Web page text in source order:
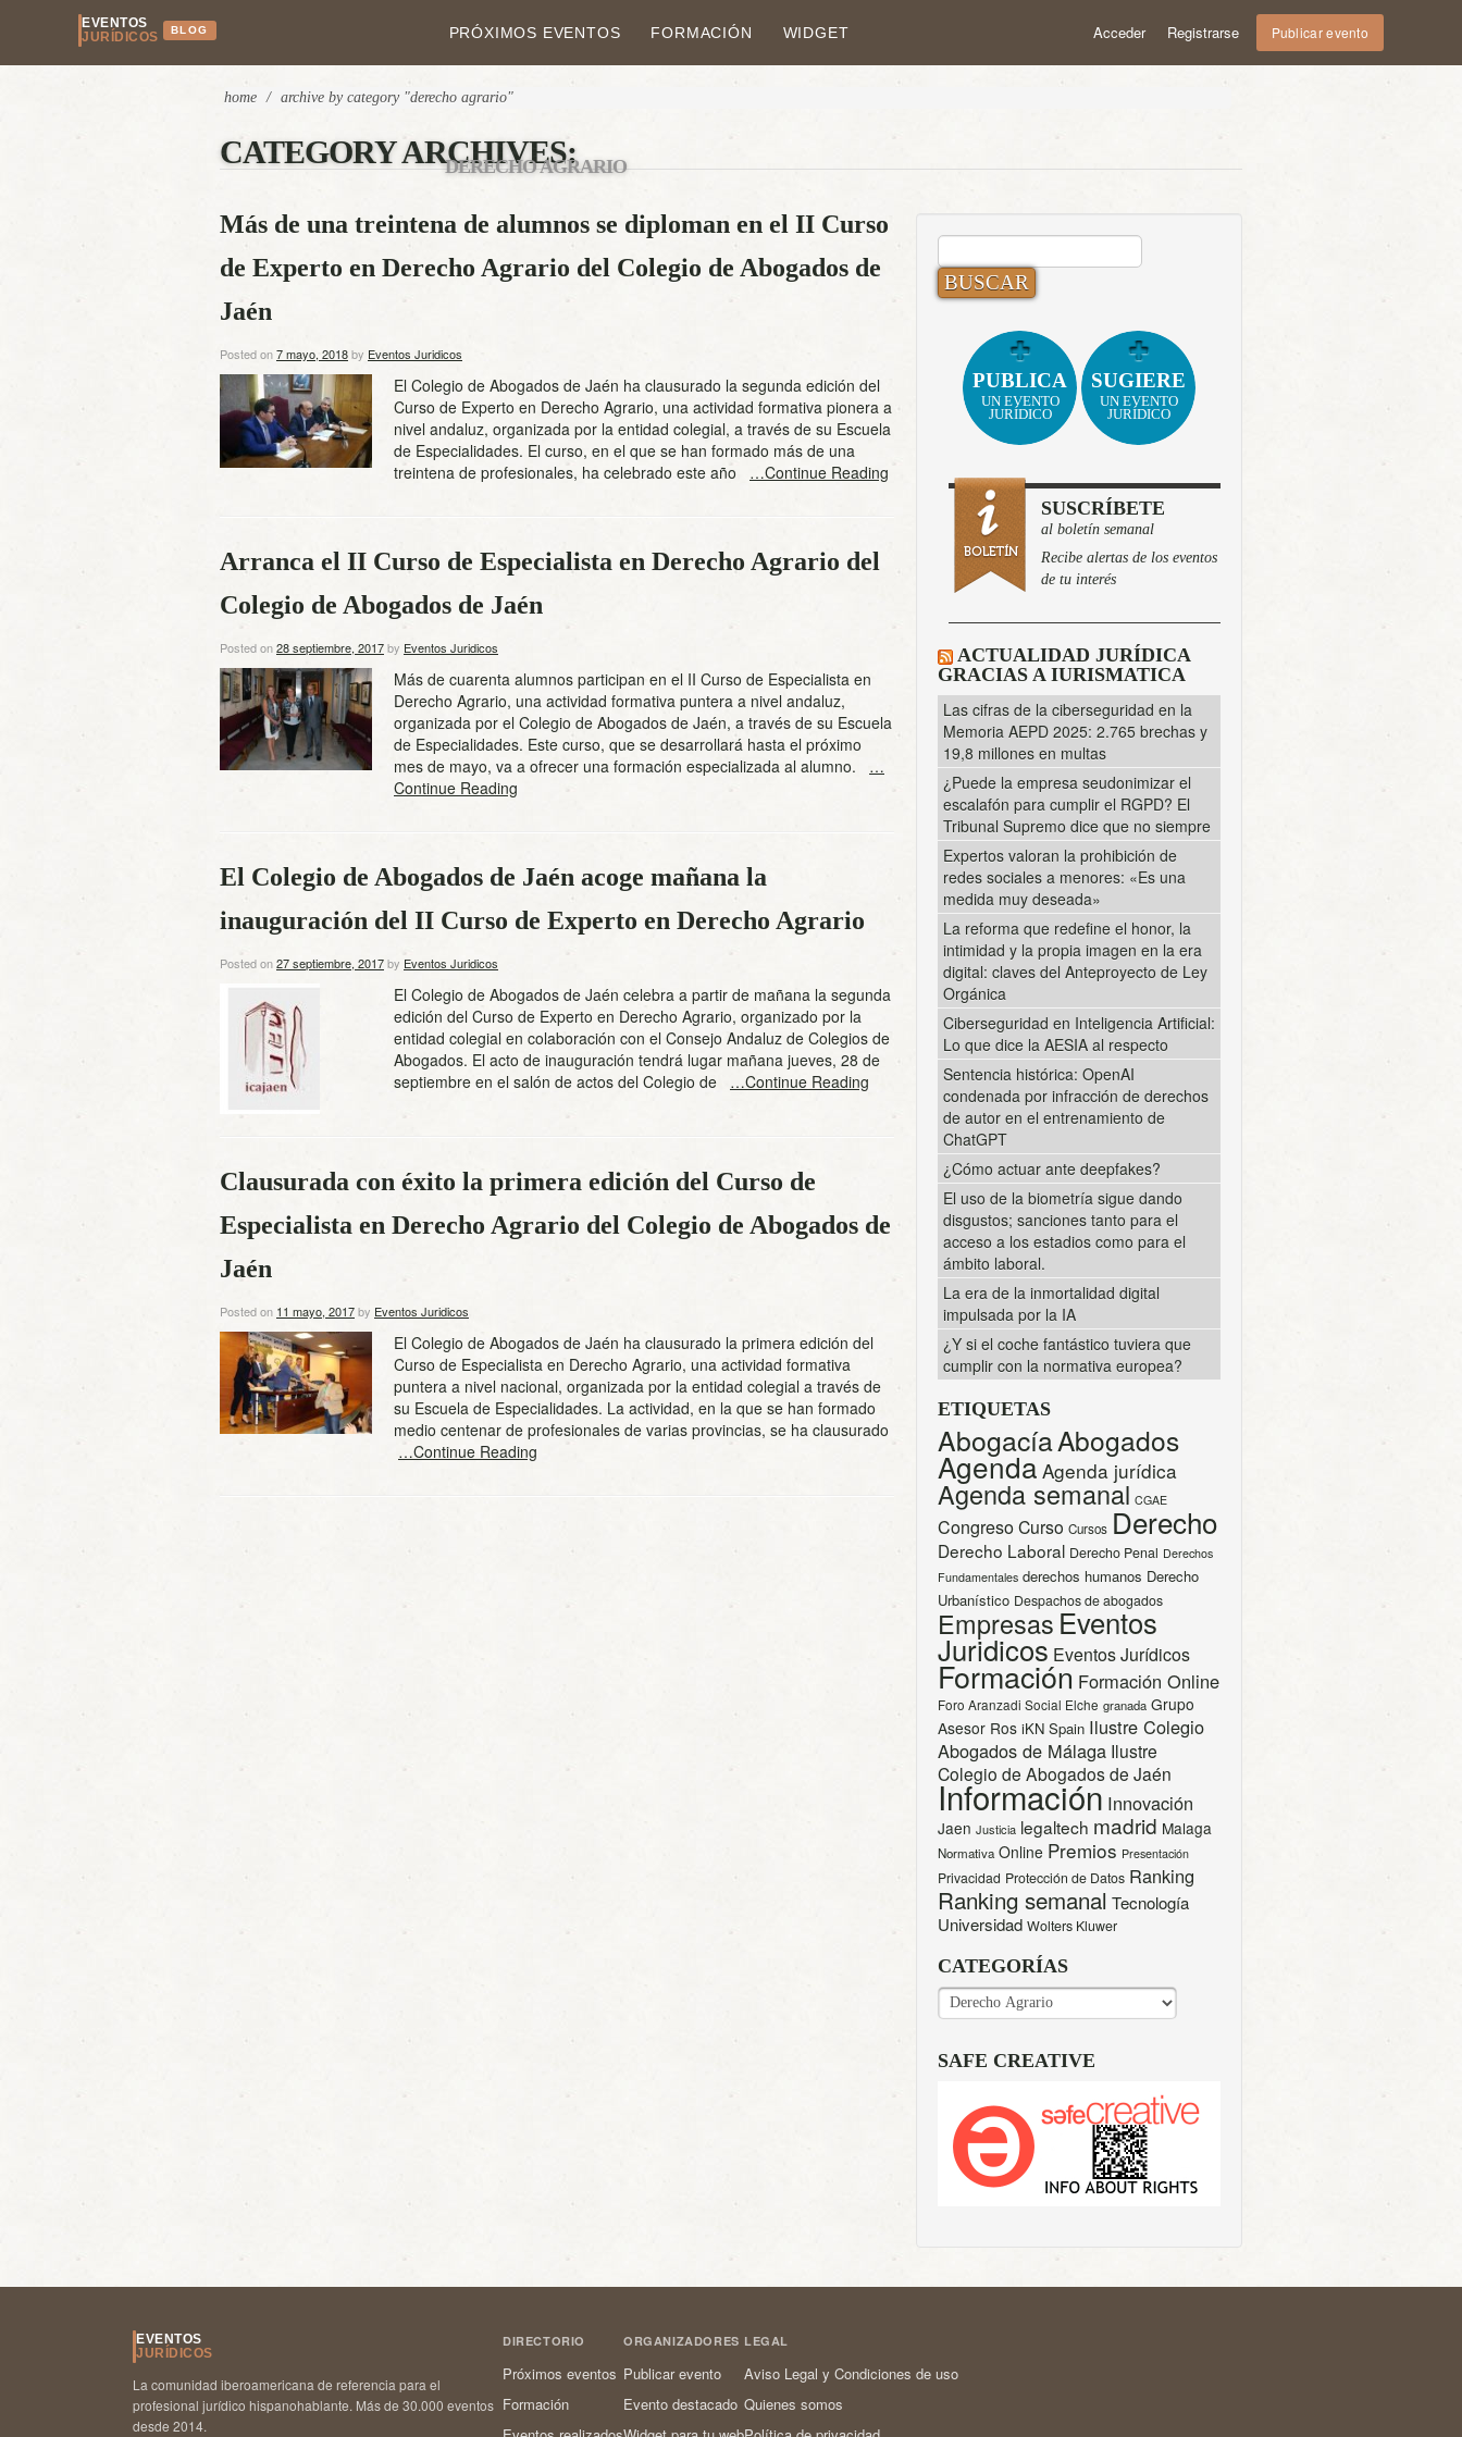
EVENTOS
JURÍDICOS
BLOG PRÓXIMOS EVENTOS FORMACIÓN WIDGET Acceder Registrarse Publicar evento
home / archive by category "derecho agrario"
CATEGORY ARCHIVES:
DERECHO AGRARIO
Más de una treintena de alumnos se diploman en el II Curso
de Experto en Derecho Agrario del Colegio de Abogados de
Jaén
Posted on7 mayo, 2018by Eventos Juridicos
El Colegio de Abogados de Jaén ha clausurado la segunda edición del
Curso de Experto en Derecho Agrario, una actividad formativa pionera a
nivel andaluz, organizada por la entidad colegial, a través de su Escuela
de Especialidades. El curso, en el que se han formado más de una
treintena de profesionales, ha celebrado este año …Continue Reading
Arranca el II Curso de Especialista en Derecho Agrario del
Colegio de Abogados de Jaén
Posted on28 septiembre, 2017by Eventos Juridicos
Más de cuarenta alumnos participan en el II Curso de Especialista en
Derecho Agrario, una actividad formativa puntera a nivel andaluz,
organizada por el Colegio de Abogados de Jaén, a través de su Escuela
de Especialidades. Este curso, que se desarrollará hasta el próximo
mes de mayo, va a ofrecer una formación especializada al alumno. …
Continue Reading
El Colegio de Abogados de Jaén acoge mañana la
inauguración del II Curso de Experto en Derecho Agrario
Posted on27 septiembre, 2017by Eventos Juridicos
El Colegio de Abogados de Jaén celebra a partir de mañana la segunda
edición del Curso de Experto en Derecho Agrario, organizado por la
entidad colegial en colaboración con el Consejo Andaluz de Colegios de
Abogados. El acto de inauguración tendrá lugar mañana jueves, 28 de
septiembre en el salón de actos del Colegio de …Continue Reading
Clausurada con éxito la primera edición del Curso de
Especialista en Derecho Agrario del Colegio de Abogados de
Jaén
Posted on 11 mayo, 2017by Eventos Juridicos
El Colegio de Abogados de Jaén ha clausurado la primera edición del
Curso de Especialista en Derecho Agrario, una actividad formativa
puntera a nivel nacional, organizada por la entidad colegial a través de
su Escuela de Especialidades. La actividad, en la que se han formado
medio centenar de profesionales de varias provincias, se ha clausurado
…Continue Reading
BUSCAR:
PUBLICA
UN EVENTO
JURÍDICO
SUGIERE
UN EVENTO
JURÍDICO
SUSCRÍBETE
al boletín semanal
Recibe alertas de los eventos
de tu interés
ACTUALIDAD JURÍDICA
GRACIAS A IURISMATICA
Las cifras de la ciberseguridad en la
Memoria AEPD 2025: 2.765 brechas y
19,8 millones en multas
¿Puede la empresa seudonimizar el
escalafón para cumplir el RGPD? El
Tribunal Supremo dice que no siempre
Expertos valoran la prohibición de
redes sociales a menores: «Es una
medida muy deseada»
La reforma que redefine el honor, la
intimidad y la propia imagen en la era
digital: claves del Anteproyecto de Ley
Orgánica
Ciberseguridad en Inteligencia Artificial:
Lo que dice la AESIA al respecto
Sentencia histórica: OpenAI
condenada por infracción de derechos
de autor en el entrenamiento de
ChatGPT
¿Cómo actuar ante deepfakes?
El uso de la biometría sigue dando
disgustos; sanciones tanto para el
acceso a los estadios como para el
ámbito laboral.
La era de la inmortalidad digital
impulsada por la IA
¿Y si el coche fantástico tuviera que
cumplir con la normativa europea?
ETIQUETAS
AbogacíaAbogados
Agenda Agenda jurídica
Agenda semanal CGAE
CongresoCurso Cursos Derecho
Derecho Laboral Derecho Penal Derechos
Fundamentales derechos humanos Derecho
Urbanístico Despachos de abogados
Empresas Eventos
Juridicos Eventos Jurídicos
Formación Formación Online
Foro Aranzadi Social Elche granada Grupo
Asesor Ros iKN Spain Ilustre Colegio
Abogados de Málaga Ilustre
Colegio de Abogados de Jaén
Información Innovación
Jaen Justicia legaltech madrid Malaga
Normativa Online Premios Presentación
Privacidad Protección de Datos Ranking
Ranking semanal Tecnología
Universidad Wolters Kluwer
CATEGORÍAS
CATEGORÍAS
SAFE CREATIVE
EVENTOS
JURÍDICOS
La comunidad iberoamericana de referencia para el
profesional jurídico hispanohablante. Más de 30.000 eventos
desde 2014.
DIRECTORIO
Próximos eventos
Formación
ORGANIZADORES
Publicar evento
Evento destacado
LEGAL
Aviso Legal y Condiciones de uso
Quienes somos